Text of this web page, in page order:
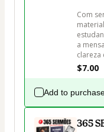
Com
a
clareza
$7.00
Add to
365